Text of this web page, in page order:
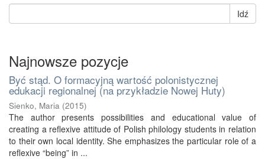
Idź
Najnowsze pozycje
Być stąd. O formacyjną wartość polonistycznej
edukacji regionalnej (na przykładzie Nowej Huty)
Sienko, Maria (2015)
The author presents possibilities and educational value of
creating a reflexive attitude of Polish philology students in relation
to their own local identity. She emphasizes the particular role of a
reflexive “being” in ...